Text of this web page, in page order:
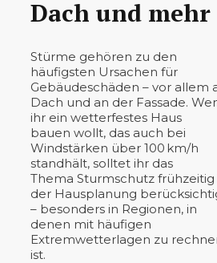
Dach und mehr
Stürme gehören zu den
häufigsten Ursachen für
Gebäudeschäden – vor allem
Dach und an der Fassade.
ihr ein wetterfestes Haus
bauen wollt, das auch bei
Windstärken über 100 km/h
standhält, solltet ihr das
Thema Sturmschutz frühzeitig
der Hausplanung
– besonders in Regionen, in
denen mit häufigen
Extremwetterlagen zu
ist.